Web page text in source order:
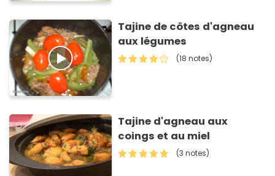
Tajine de côtes d'agneau
aux légumes
(18 notes)
Tajine d'agneau aux
coings et au miel
(3 notes)